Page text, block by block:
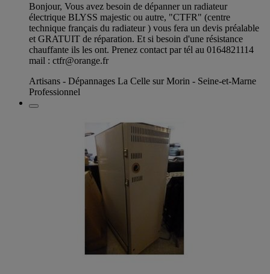
Bonjour, Vous avez besoin de dépanner un radiateur
électrique BLYSS majestic ou autre, "CTFR" (centre
technique français du radiateur ) vous fera un devis préalable
et GRATUIT de réparation. Et si besoin d'une résistance
chauffante ils les ont. Prenez contact par tél au 0164821114
mail : ctfr@orange.fr
Artisans - Dépannages La Celle sur Morin - Seine-et-Marne
Professionnel